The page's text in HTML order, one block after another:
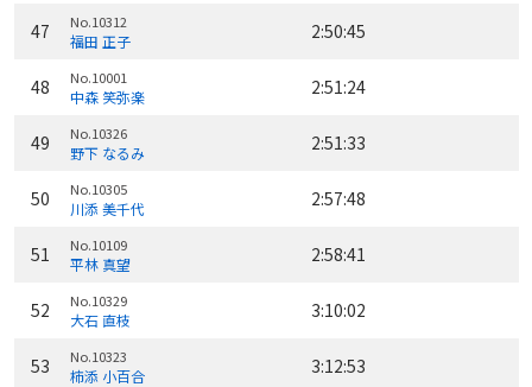
47 No.10312
福田 正子 2:50:45
48 No.10001
中森 笑弥楽 2:51:24
49 No.10326
野下 なるみ 2:51:33
50 No.10305
川添 美千代 2:57:48
51 No.10109
平林 真望 2:58:41
52 No.10329
大石 直枝 3:10:02
53 No.10323
柿添 小百合 3:12:53